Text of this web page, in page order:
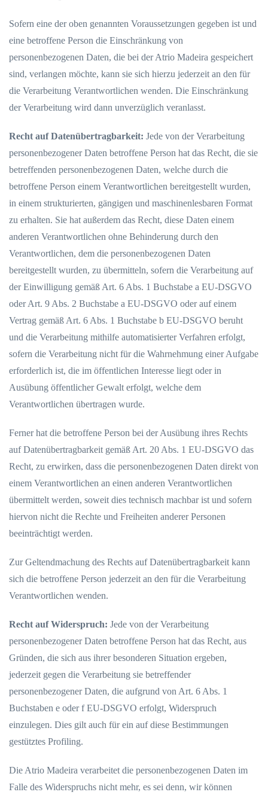
Sofern eine der oben genannten Voraussetzungen gegeben ist und
eine betroffene Person die Einschränkung von
personenbezogenen Daten, die bei der Atrio Madeira gespeichert
sind, verlangen möchte, kann sie sich hierzu jederzeit an den für
die Verarbeitung Verantwortlichen wenden. Die Einschränkung
der Verarbeitung wird dann unverzüglich veranlasst.
Recht auf Datenübertragbarkeit: Jede von der Verarbeitung
personenbezogener Daten betroffene Person hat das Recht, die sie
betreffenden personenbezogenen Daten, welche durch die
betroffene Person einem Verantwortlichen bereitgestellt wurden,
in einem strukturierten, gängigen und maschinenlesbaren Format
zu erhalten. Sie hat außerdem das Recht, diese Daten einem
anderen Verantwortlichen ohne Behinderung durch den
Verantwortlichen, dem die personenbezogenen Daten
bereitgestellt wurden, zu übermitteln, sofern die Verarbeitung auf
der Einwilligung gemäß Art. 6 Abs. 1 Buchstabe a EU-DSGVO
oder Art. 9 Abs. 2 Buchstabe a EU-DSGVO oder auf einem
Vertrag gemäß Art. 6 Abs. 1 Buchstabe b EU-DSGVO beruht
und die Verarbeitung mithilfe automatisierter Verfahren erfolgt,
sofern die Verarbeitung nicht für die Wahrnehmung einer Aufgabe
erforderlich ist, die im öffentlichen Interesse liegt oder in
Ausübung öffentlicher Gewalt erfolgt, welche dem
Verantwortlichen übertragen wurde.
Ferner hat die betroffene Person bei der Ausübung ihres Rechts
auf Datenübertragbarkeit gemäß Art. 20 Abs. 1 EU-DSGVO das
Recht, zu erwirken, dass die personenbezogenen Daten direkt von
einem Verantwortlichen an einen anderen Verantwortlichen
übermittelt werden, soweit dies technisch machbar ist und sofern
hiervon nicht die Rechte und Freiheiten anderer Personen
beeinträchtigt werden.
Zur Geltendmachung des Rechts auf Datenübertragbarkeit kann
sich die betroffene Person jederzeit an den für die Verarbeitung
Verantwortlichen wenden.
Recht auf Widerspruch: Jede von der Verarbeitung
personenbezogener Daten betroffene Person hat das Recht, aus
Gründen, die sich aus ihrer besonderen Situation ergeben,
jederzeit gegen die Verarbeitung sie betreffender
personenbezogener Daten, die aufgrund von Art. 6 Abs. 1
Buchstaben e oder f EU-DSGVO erfolgt, Widerspruch
einzulegen. Dies gilt auch für ein auf diese Bestimmungen
gestütztes Profiling.
Die Atrio Madeira verarbeitet die personenbezogenen Daten im
Falle des Widerspruchs nicht mehr, es sei denn, wir können